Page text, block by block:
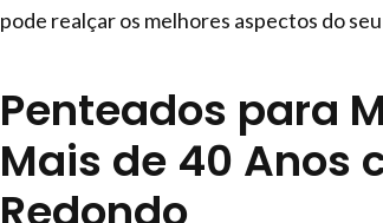
pode realçar os melhores aspectos do
Penteados para
Mais de 40 Anos